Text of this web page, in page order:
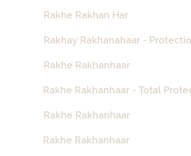
Rakhe Rakhan Har
Rakhay Rakhanahaar -
Rakhe Rakhanhaar
Rakhe Rakhanhaar - Total
Rakhe Rakhanhaar
Rakhe Rakhanhaar